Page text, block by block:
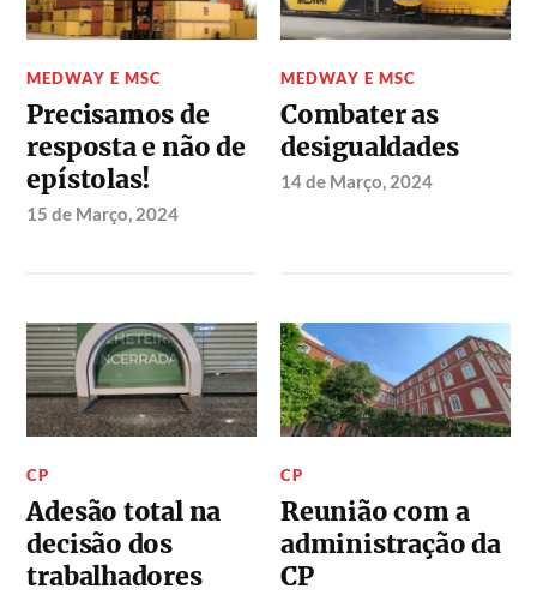
MEDWAY E MSC
Precisamos de
resposta e não de
epístolas!
15 de Março, 2024
MEDWAY E MSC
Combater as
desigualdades
14 de Março, 2024
CP
Adesão total na
decisão dos
trabalhadores
CP
Reunião com a
administração da
CP